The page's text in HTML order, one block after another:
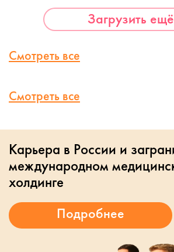
Загрузить ещё
Смотреть все
Смотреть все
Карьера в России и
международном
холдинге